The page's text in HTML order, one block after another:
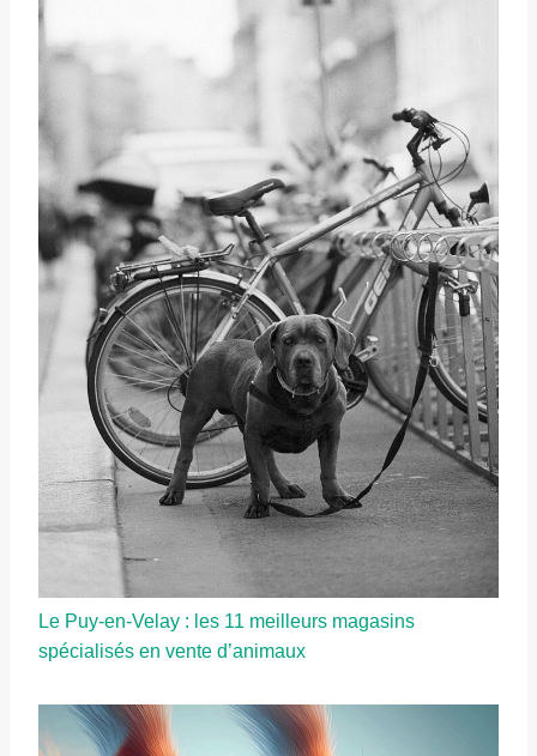
Le Puy-en-Velay : les 11 meilleurs magasins
spécialisés en vente d’animaux